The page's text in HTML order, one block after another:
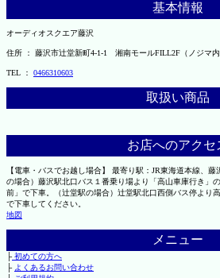
基本情報
オーディオスクエア藤沢
住所 ： 藤沢市辻堂新町4-1-1 湘南モールFILL2F（ノジマ内
TEL ： 0466310603
取扱い商品
お店へのアクセ
【電車・バスでお越し場合】 最寄り駅：JR東海道本線、
の場合）藤沢駅北口バス１番乗り場より「高山車庫行き」
前」で下車。（辻堂駅の場合）辻堂駅北口西側バス停より
で下車してください。
地図
メニュー
├初めての方へ
├ よくあるお問い合わせ